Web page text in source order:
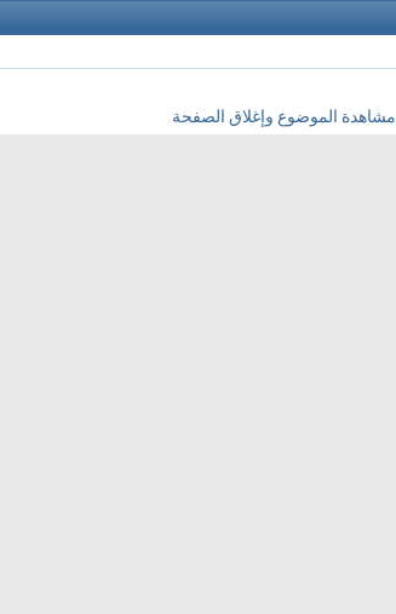
مشاهدة الموضوع وإغلاق الصفحة